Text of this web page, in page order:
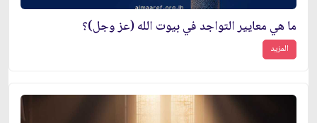
ما هي معايير التواجد في بيوت الله (عز وجل)؟
المزيد